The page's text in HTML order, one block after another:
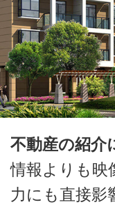
不動産の紹介
情報よりも映
力にも直接影